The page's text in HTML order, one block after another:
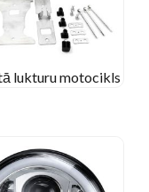
lukturu motocikls